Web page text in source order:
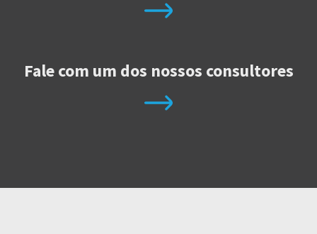
Fale com um dos nossos consultores